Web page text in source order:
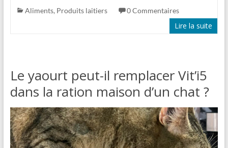
Aliments, Produits laitiers 0 Commentaires
Lire la suite
Le yaourt peut-il remplacer Vit’i5
dans la ration maison d’un chat ?